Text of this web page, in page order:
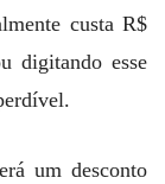
custa R$
digitando esse
um desconto